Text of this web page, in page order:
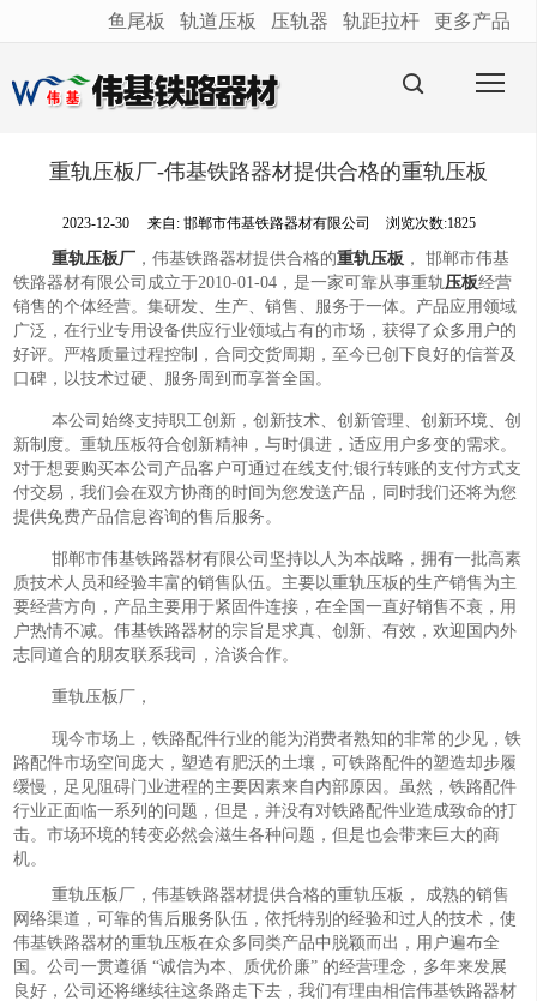
鱼尾板 轨道压板 压轨器 轨距拉杆 更多产品
重轨压板厂-伟基铁路器材提供合格的重轨压板
2023-12-30 来自: 邯郸市伟基铁路器材有限公司 浏览次数:1825
重轨压板厂 ，伟基铁路器材提供合格的重轨压板 ， 邯郸市伟基
铁路器材有限公司成立于2010-01-04，是一家可靠从事重轨压板经营
销售的个体经营。集研发、生产、销售、服务于一体。产品应用领域
广泛，在行业专用设备供应行业领域占有的市场，获得了众多用户的
好评。严格质量过程控制，合同交货周期，至今已创下良好的信誉及
口碑，以技术过硬、服务周到而享誉全国。
本公司始终支持职工创新，创新技术、创新管理、创新环境、创
新制度。重轨压板符合创新精神，与时俱进，适应用户多变的需求。
对于想要购买本公司产品客户可通过在线支付;银行转账的支付方式支
付交易，我们会在双方协商的时间为您发送产品，同时我们还将为您
提供免费产品信息咨询的售后服务。
邯郸市伟基铁路器材有限公司坚持以人为本战略，拥有一批高素
质技术人员和经验丰富的销售队伍。主要以重轨压板的生产销售为主
要经营方向，产品主要用于紧固件连接，在全国一直好销售不衰，用
户热情不减。伟基铁路器材的宗旨是求真、创新、有效，欢迎国内外
志同道合的朋友联系我司，洽谈合作。
重轨压板厂，
现今市场上，铁路配件行业的能为消费者熟知的非常的少见，铁
路配件市场空间庞大，塑造有肥沃的土壤，可铁路配件的塑造却步履
缓慢，足见阻碍门业进程的主要因素来自内部原因。虽然，铁路配件
行业正面临一系列的问题，但是，并没有对铁路配件业造成致命的打
击。市场环境的转变必然会滋生各种问题，但是也会带来巨大的商
机。
重轨压板厂，伟基铁路器材提供合格的重轨压板， 成熟的销售
网络渠道，可靠的售后服务队伍，依托特别的经验和过人的技术，使
伟基铁路器材的重轨压板在众多同类产品中脱颖而出，用户遍布全
国。公司一贯遵循 “诚信为本、质优价廉” 的经营理念，多年来发展
良好，公司还将继续往这条路走下去，我们有理由相信伟基铁路器材